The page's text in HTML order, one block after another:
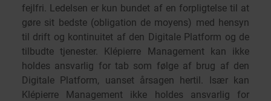
fejlfri. Ledelsen er kun bundet af en forpligtelse til at
gøre sit bedste (obligation de moyens) med hensyn
til drift og kontinuitet af den Digitale Platform og de
tilbudte tjenester. Klépierre Management kan ikke
holdes ansvarlig for tab som følge af brug af den
Digitale Platform, uanset årsagen hertil. Især kan
Klépierre Management ikke holdes ansvarlig for